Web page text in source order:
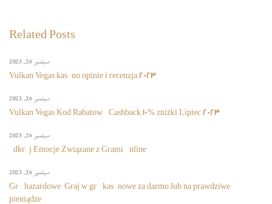
Related Posts
سبتمبر 26, 2023
Vulkan Vegas kasyno opinie i recenzja 2023
سبتمبر 26, 2023
Vulkan Vegas Kod Rabatowy Cashback 10% zniżki Lipiec 2023
سبتمبر 26, 2023
Odkryj Emocje Związane z Grami Online
سبتمبر 26, 2023
Gry hazardowe ️ Graj w gry kasynowe za darmo lub na prawdziwe
pieniądze